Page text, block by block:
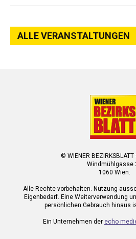
ALLE VERANSTALTUNGEN
© WIENER
Windmühlgasse
1060 Wien.
Alle Rechte vorbehalten. Nutzung
Eigenbedarf. Eine Weiterverwendung
persönlichen Gebrauch hinaus
Ein Unternehmen der echo